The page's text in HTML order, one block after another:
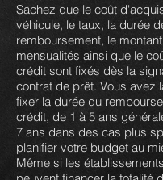
Sachez que le coût
véhicule, le taux, la durée
remboursement, le
mensualités ainsi que le
crédit sont fixés dès la
contrat de prêt. Vous avez
fixer la durée du
crédit, de 1 à 5 ans
7 ans dans des cas plus
planifier votre budget au
Même si les